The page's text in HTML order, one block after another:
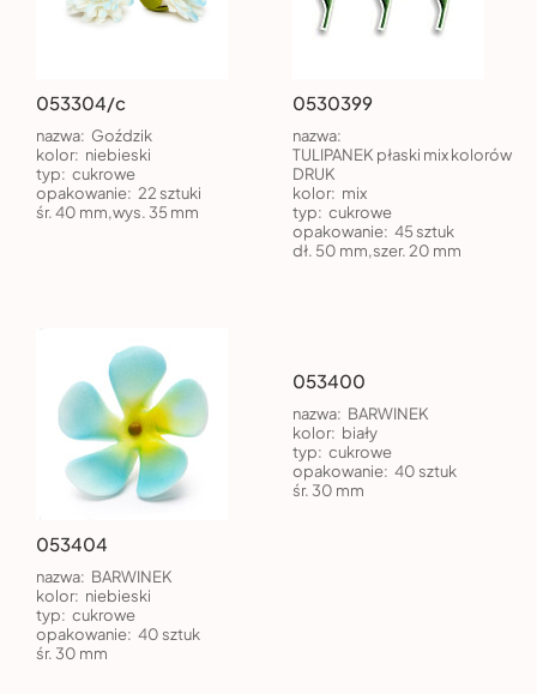
053304/c
nazwa: Goździk
kolor: niebieski
typ: cukrowe
opakowanie: 22 sztuki
śr. 40 mm,wys. 35 mm
0530399
nazwa:
TULIPANEK płaski mix kolorów
DRUK
kolor: mix
typ: cukrowe
opakowanie: 45 sztuk
dł. 50 mm,szer. 20 mm
053404
nazwa: BARWINEK
kolor: niebieski
typ: cukrowe
opakowanie: 40 sztuk
śr. 30 mm
053400
nazwa: BARWINEK
kolor: biały
typ: cukrowe
opakowanie: 40 sztuk
śr. 30 mm